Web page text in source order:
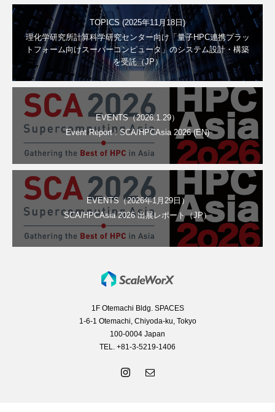
TOPICS (2025年11月18日)
理化学研究所計算科学研究センター向け「量子HPC連携プラッ
トフォーム向けスーパーコンピュータ」のシステム設計・構築
を受託（JP）
EVENTS（2026.1.29）
Event Report : SCA/HPCAsia 2026 (EN)
EVENTS（2026年1月29日）
SCA/HPCAsia 2026 出展レポート（JP）
1F Otemachi Bldg. SPACES
1-6-1 Otemachi, Chiyoda-ku, Tokyo
100-0004 Japan
TEL. +81-3-5219-1406